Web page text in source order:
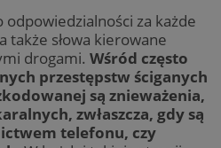
za każde
także słowa kierowane
drogami. Wśród często
przestępstw ściganych
są znieważenia,
zwłaszcza, gdy są
telefonu, czy